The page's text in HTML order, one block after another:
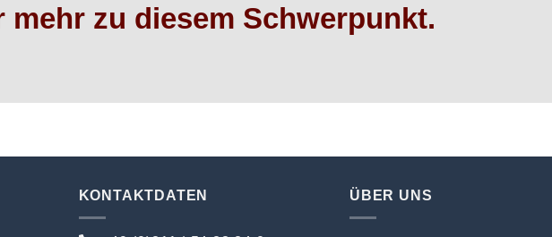
mehr zu diesem Schwerpunkt.
KONTAKTDATEN ÜBER UNS